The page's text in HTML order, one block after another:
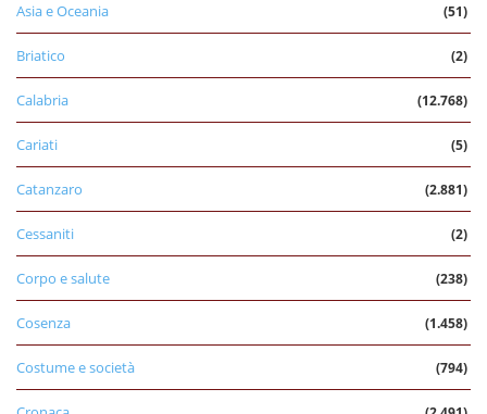
Asia e Oceania (51)
Briatico (2)
Calabria (12.768)
Cariati (5)
Catanzaro (2.881)
Cessaniti (2)
Corpo e salute (238)
Cosenza (1.458)
Costume e società (794)